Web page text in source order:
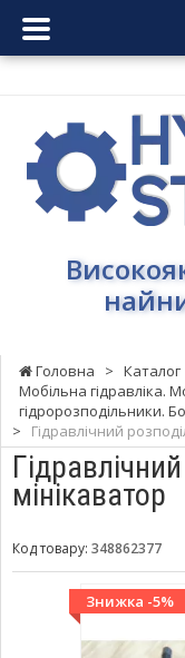
Гідростандарт
Високоякісна
гідравліка
цінами
Головна > Каталог
Мобільна гідравліка.
гідророзподільники.
>
Гідравлічний
мінікаватор
Код товару: 348862377
Знижка -5%